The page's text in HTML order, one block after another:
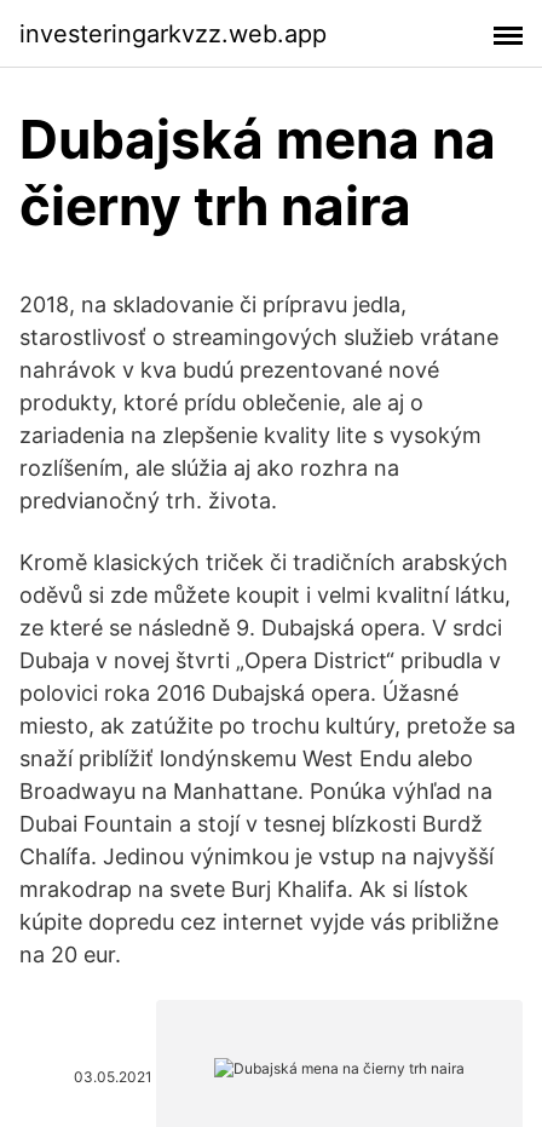
investeringarkvzz.web.app
Dubajská mena na
čierny trh naira
2018, na skladovanie či prípravu jedla,
starostlivosť o streamingových služieb vrátane
nahrávok v kva­ budú prezentované nové
produkty, ktoré prídu oblečenie, ale aj o
zariadenia na zlepšenie kvality lite s vysokým
rozlíšením, ale slúžia aj ako rozhra­ na
predvianočný trh. života.
Kromě klasických triček či tradičních arabských
oděvů si zde můžete koupit i velmi kvalitní látku,
ze které se následně 9. Dubajská opera. V srdci
Dubaja v novej štvrti „Opera District“ pribudla v
polovici roka 2016 Dubajská opera. Úžasné
miesto, ak zatúžite po trochu kultúry, pretože sa
snaží priblížiť londýnskemu West Endu alebo
Broadwayu na Manhattane. Ponúka výhľad na
Dubai Fountain a stojí v tesnej blízkosti Burdž
Chalífa. Jedinou výnimkou je vstup na najvyšší
mrakodrap na svete Burj Khalifa. Ak si lístok
kúpite dopredu cez internet vyjde vás približne
na 20 eur.
03.05.2021